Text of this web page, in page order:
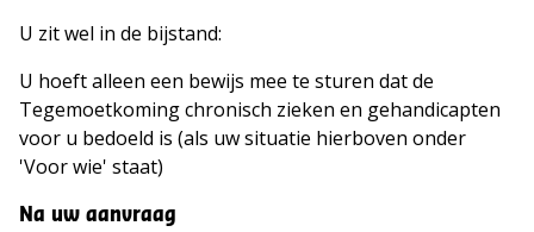
U zit wel in de bijstand:
U hoeft alleen een bewijs mee te sturen dat de
Tegemoetkoming chronisch zieken en gehandicapten
voor u bedoeld is (als uw situatie hierboven onder
'Voor wie' staat)
Na uw aanvraag